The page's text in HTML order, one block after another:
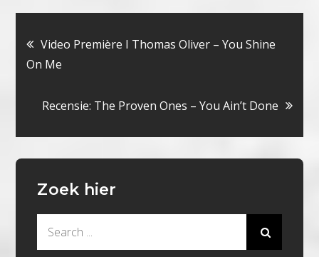
Bericht
navigatie
Video Première I Thomas Oliver – You Shine
On Me
Recensie: The Proven Ones – You Ain’t Done
Zoek hier